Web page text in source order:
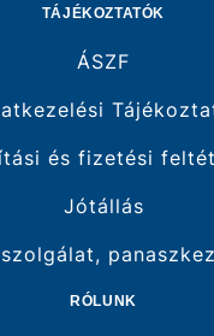
TÁJÉKOZTATÓK
ÁSZF
és fizetési
Jótállás
RÓLUNK